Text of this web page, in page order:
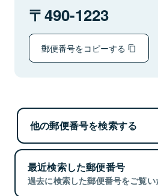
490-1223
郵便番号をコピーする
他の郵便番号を検索する
最近検索した郵便番号
過去に検索した郵便番号をご覧い